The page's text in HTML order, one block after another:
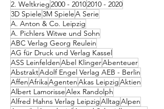
2. Weltkrieg2000 - 20102010 - 2020
3D Spiele3M SpieleA Serie
A. Anton & Co. Leipzig
A. Pichlers Witwe und Sohn
ABC Verlag Georg Reulein
AG für Druck und Verlag Kassel
ASS LeinfeldenAbel KlingerAbenteuer
AbstraktAdolf Engel Verlag AEB - Berlin
AffenAfrikaAgentenAkas LeipzigAktien
Albert LamorisseAlex Randolph
Alfred Hahns Verlag LeipzigAlltagAlpen